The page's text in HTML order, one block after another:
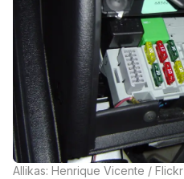
Allikas: Henrique Vicente / Flickr